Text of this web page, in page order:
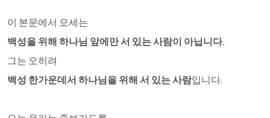
이 본문에서 모세는
백성을 위해 하나님 앞에만 서 있는 사람이 아닙니다.
그는 오히려
백성 한가운데서 하나님을 위해 서 있는 사람입니다.